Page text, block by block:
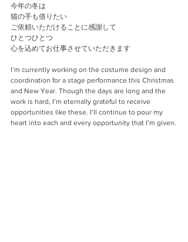
今年の冬は
猫の手も借りたい
ご依頼いただけることに感謝して
ひとつひとつ
心を込めてお仕事させていただきます
I’m currently working on the costume design and
coordination for a stage performance this Christmas
and New Year. Though the days are long and the
work is hard, I’m eternally grateful to receive
opportunities like these. I’ll continue to pour my
heart into each and every opportunity that I’m given.